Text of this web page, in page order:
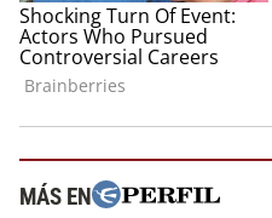
MÁS EN